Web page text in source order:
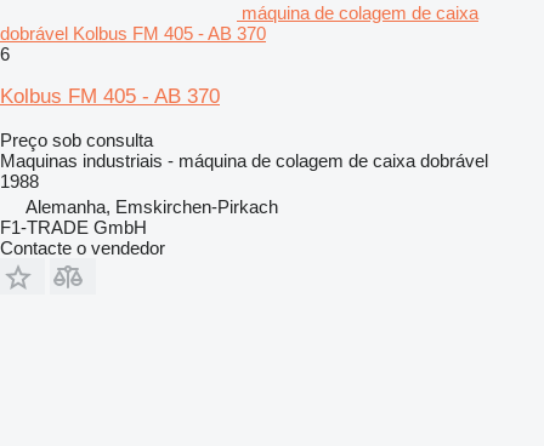
máquina de colagem de caixa
dobrável Kolbus FM 405 - AB 370
6
Kolbus FM 405 - AB 370
Preço sob consulta
Maquinas industriais - máquina de colagem de caixa dobrável
1988
Alemanha, Emskirchen-Pirkach
F1-TRADE GmbH
Contacte o vendedor